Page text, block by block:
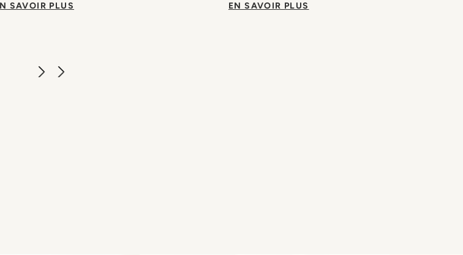
SAVOIR PLUS EN SAVOIR PLUS